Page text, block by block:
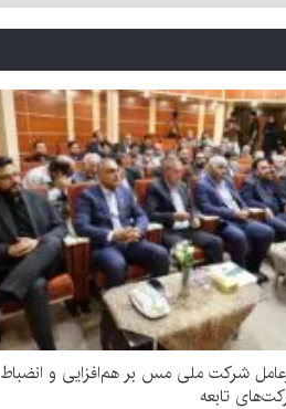
شرکت ملی مس بر هم‌افزایی و انضباط
تابعه